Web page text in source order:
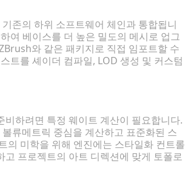
존의 하위 소프트웨어 체인과 통합됩니
여 베이스를 더 높은 밀도의 메시로 업그
와 같은 패키지로 직접 임포트할 수
트를 셰이더 컴파일, LOD 생성 및 커스텀
하려면 특정 웨이트 계산이 필요합니다.
류메트릭 중심을 계산하고 표준화된 스
의 미학을 위해 엔진에는 스타일화 컨트롤
프로젝트의 아트 디렉션에 맞게 토폴로